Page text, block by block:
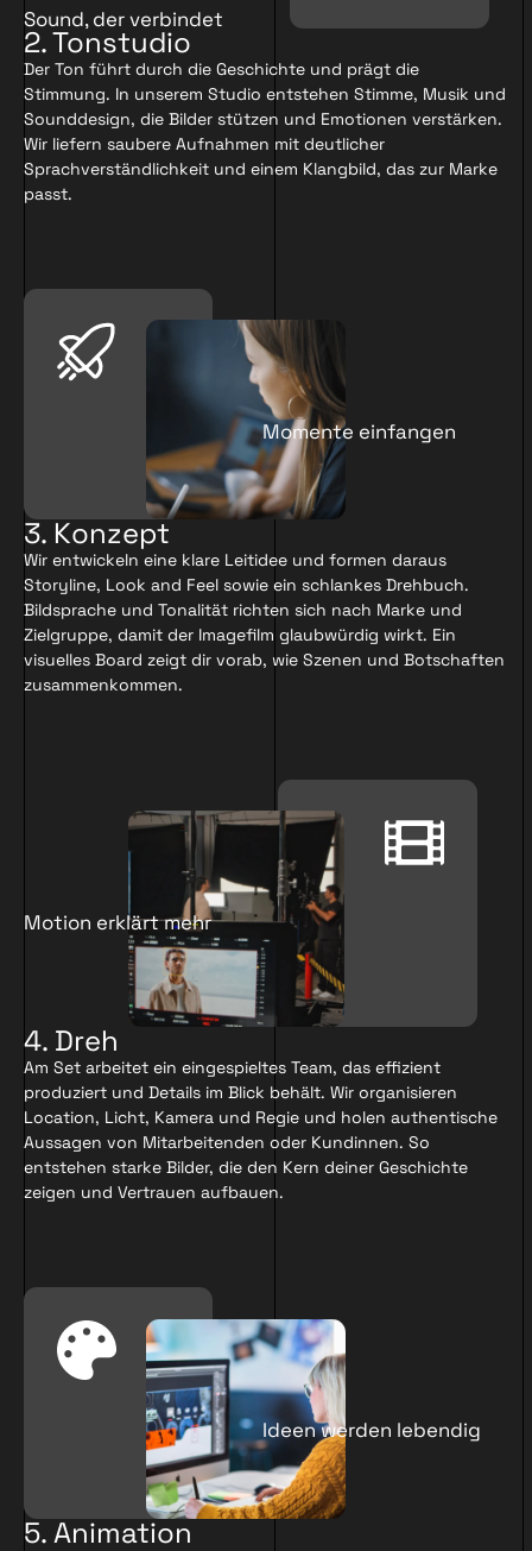
Sound, der verbindet
2. Tonstudio
Der Ton führt durch die Geschichte und prägt die
Stimmung. In unserem Studio entstehen Stimme, Musik und
Sounddesign, die Bilder stützen und Emotionen verstärken.
Wir liefern saubere Aufnahmen mit deutlicher
Sprachverständlichkeit und einem Klangbild, das zur Marke
passt.
Momente einfangen
3. Konzept
Wir entwickeln eine klare Leitidee und formen daraus
Storyline, Look and Feel sowie ein schlankes Drehbuch.
Bildsprache und Tonalität richten sich nach Marke und
Zielgruppe, damit der Imagefilm glaubwürdig wirkt. Ein
visuelles Board zeigt dir vorab, wie Szenen und Botschaften
zusammenkommen.
Motion erklärt mehr
4. Dreh
Am Set arbeitet ein eingespieltes Team, das effizient
produziert und Details im Blick behält. Wir organisieren
Location, Licht, Kamera und Regie und holen authentische
Aussagen von Mitarbeitenden oder Kundinnen. So
entstehen starke Bilder, die den Kern deiner Geschichte
zeigen und Vertrauen aufbauen.
Ideen werden lebendig
5. Animation